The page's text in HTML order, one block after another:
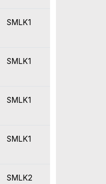
SMLK1
SMLK1
SMLK1
SMLK1
SMLK2